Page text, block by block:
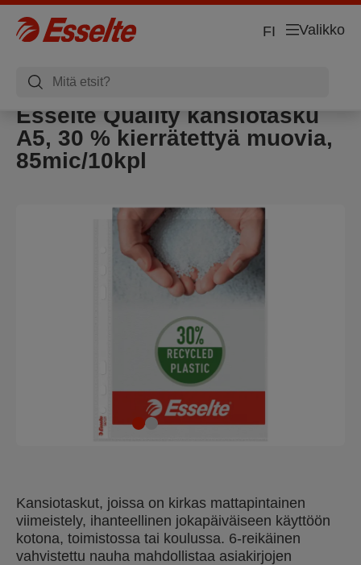
Valikko
FI
Esselte Quality kansiotasku
A5, 30 % kierrätettyä muovia,
85mic/10kpl
Kansiotaskut, joissa on kirkas mattapintainen
viimeistely, ihanteellinen jokapäiväiseen käyttöön
kotona, toimistossa tai koulussa. 6-reikäinen
vahvistettu nauha mahdollistaa asiakirjojen